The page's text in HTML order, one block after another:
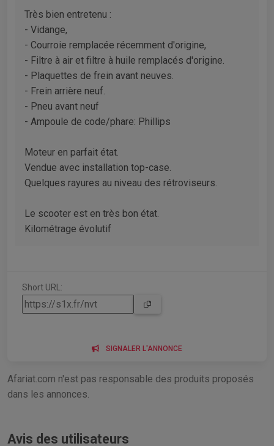
Très bien entretenu :
- Vidange,
- Courroie remplacée récemment d'origine,
- Filtre à air et filtre à huile remplacés d'origine.
- Plaquettes de frein avant neuves.
- Frein arrière neuf.
- Pneu avant neuf
- Ampoule de code/phare: Phillips
Moteur en parfait état.
Vendue avec installation top-case.
Quelques rayures au niveau des rétroviseurs.
Le scooter est en très bon état.
Kilométrage évolutif
Short URL:
SIGNALER L'ANNONCE
Afariat.com n'est pas responsable des produits proposés
dans les annonces.
Avis des utilisateurs